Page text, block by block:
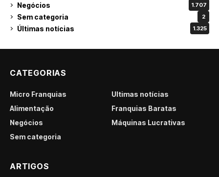
Negócios 1.707
Sem categoria 2
Últimas notícias 1.325
CATEGORIAS
Micro Franquias
Últimas notícias
Alimentação
Franquias Baratas
Negócios
Máquinas Lucrativas
Sem categoria
ARTIGOS